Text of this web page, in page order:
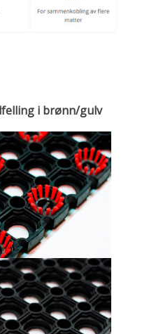
i brønn/gulv